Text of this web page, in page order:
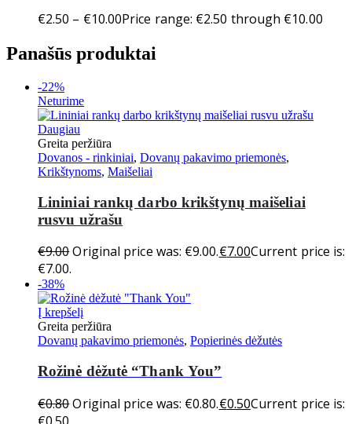
€2.50 – €10.00Price range: €2.50 through €10.00
Panašūs produktai
-22%
Neturime
Daugiau
Greita peržiūra
Dovanos - rinkiniai, Dovanų pakavimo priemonės,
Krikštynoms, Maišeliai
Lininiai rankų darbo krikštynų maišeliai
rusvu užrašu
€9.00Original price was: €9.00.€7.00Current price is:
€7.00.
-38%
Į krepšelį
Greita peržiūra
Dovanų pakavimo priemonės, Popierinės dėžutės
Rožinė dėžutė “Thank You”
€0.80Original price was: €0.80.€0.50Current price is: